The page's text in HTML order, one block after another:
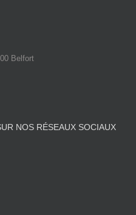
Belfort
NOS RÉSEAUX SOCIAUX